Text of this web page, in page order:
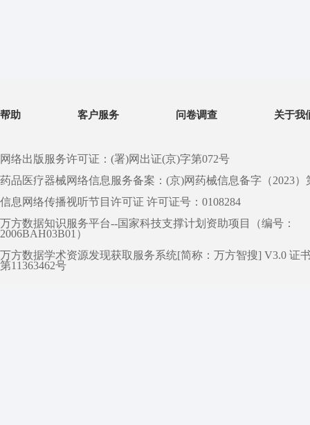
帮助 客户服务 问卷调查 关于我
网络出版服务许可证：(署)网出证(京)字第072号
药品医疗器械网络信息服务备案：(京)网药械信息备字（2023）
信息网络传播视听节目许可证 许可证号：0108284
万方数据知识服务平台--国家科技支撑计划资助项目（编号：
2006BAH03B01）
万方数据学术资源发现获取服务系统[简称：万方智搜] V3.0 证
第11363462号